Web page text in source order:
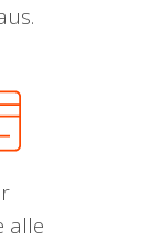
alle